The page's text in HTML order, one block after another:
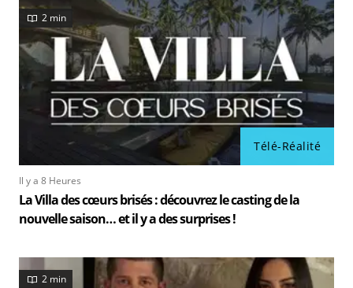
Télé-Réalité
2 min
Il y a 8 Heures
La Villa des cœurs brisés : découvrez le casting de la
nouvelle saison… et il y a des surprises !
2 min